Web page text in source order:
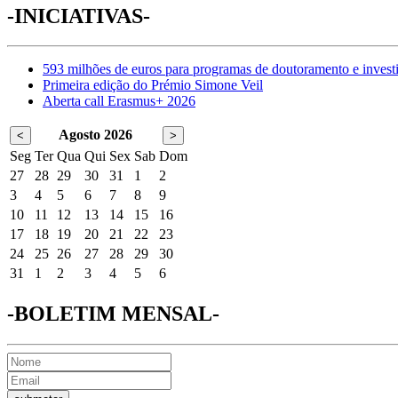
-INICIATIVAS-
593 milhões de euros para programas de doutoramento e
Primeira edição do Prémio Simone Veil
Aberta call Erasmus+ 2026
< Agosto 2026 >
Seg Ter Qua Qui Sex Sab Dom
27
28 29 30 31 1
2
3
4 5 6 7 8
9
10
11 12 13 14 15
16
17
18 19 20 21 22
23
24
25 26 27 28 29
30
31
1 2 3 4 5 6
-BOLETIM MENSAL-